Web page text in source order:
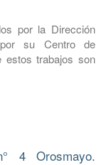
por la Dirección
su Centro de
estos trabajos son
4 Orosmayo.